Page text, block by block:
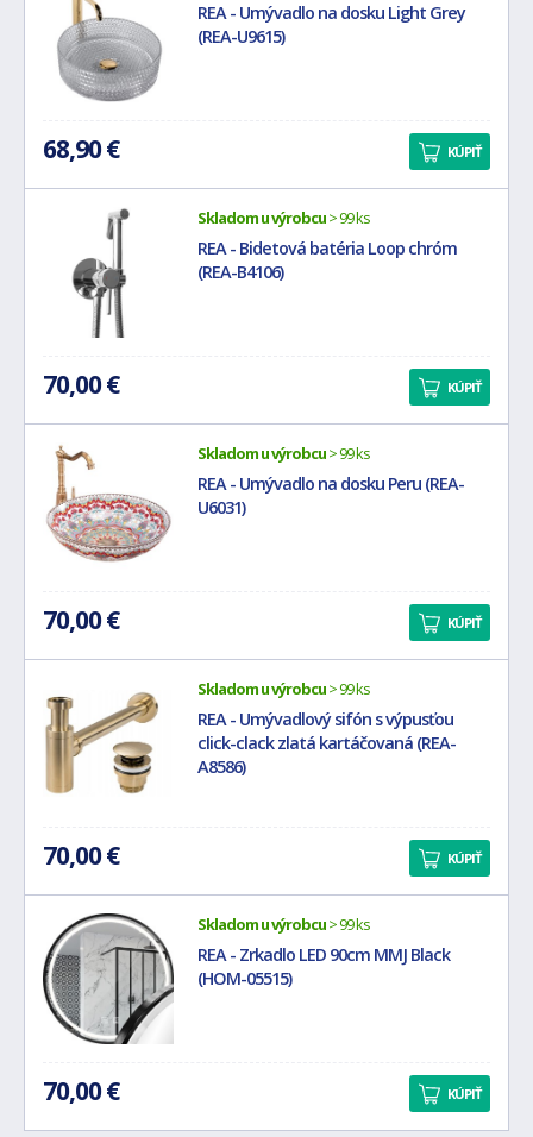
REA - Umývadlo na dosku Light Grey
(REA-U9615)
68,90 € KÚPIŤ
Skladom u výrobcu> 99 ks
REA - Bidetová batéria Loop chróm
(REA-B4106)
70,00 € KÚPIŤ
Skladom u výrobcu> 99 ks
REA - Umývadlo na dosku Peru (REA-
U6031)
70,00 € KÚPIŤ
Skladom u výrobcu> 99 ks
REA - Umývadlový sifón s výpusťou
click-clack zlatá kartáčovaná (REA-
A8586)
70,00 € KÚPIŤ
Skladom u výrobcu> 99 ks
REA - Zrkadlo LED 90cm MMJ Black
(HOM-05515)
70,00 € KÚPIŤ